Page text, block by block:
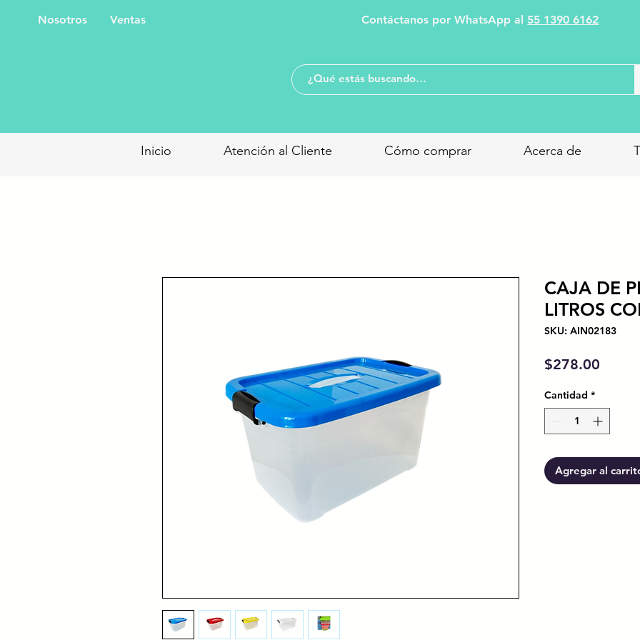
Nosotros Ventas Contáctanos por WhatsApp al 55 1390 6162
Inicio Atención al Cliente Cómo comprar Acerca de
CAJA DE
LITROS
SKU: AIN02183
$278.00
Cantidad *
Agregar al